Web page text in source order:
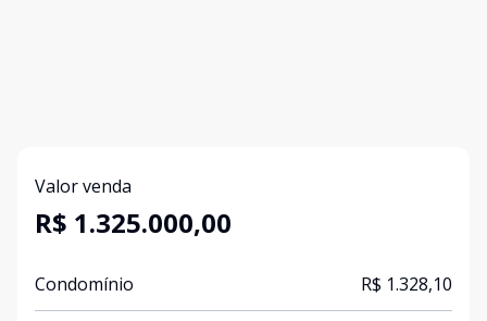
Valor venda
R$ 1.325.000,00
Condomínio R$ 1.328,10